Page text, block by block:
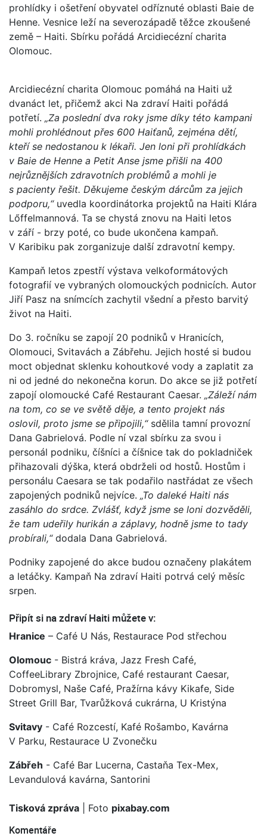
prohlídky i ošetření obyvatel odříznuté oblasti Baie de
Henne. Vesnice leží na severozápadě těžce zkoušené
země – Haiti. Sbírku pořádá Arcidiecézní charita
Olomouc.
Arcidiecézní charita Olomouc pomáhá na Haiti už
dvanáct let, přičemž akci Na zdraví Haiti pořádá
potřetí. „Za poslední dva roky jsme díky této kampani
mohli prohlédnout přes 600 Haiťanů, zejména dětí,
kteří se nedostanou k lékaři. Jen loni při prohlídkách
v Baie de Henne a Petit Anse jsme přišli na 400
nejrůznějších zdravotních problémů a mohli je
s pacienty řešit. Děkujeme českým dárcům za jejich
podporu,“uvedla koordinátorka projektů na Haiti Klára
Lőffelmannová. Ta se chystá znovu na Haiti letos
v září - brzy poté, co bude ukončena kampaň.
V Karibiku pak zorganizuje další zdravotní kempy.
Kampaň letos zpestří výstava velkoformátových
fotografií ve vybraných olomouckých podnicích. Autor
Jiří Pasz na snímcích zachytil všední a přesto barvitý
život na Haiti.
Do 3. ročníku se zapojí 20 podniků v Hranicích,
Olomouci, Svitavách a Zábřehu. Jejich hosté si budou
moct objednat sklenku kohoutkové vody a zaplatit za
ni od jedné do nekonečna korun. Do akce se již potřetí
zapojí olomoucké Café Restaurant Caesar. „Záleží nám
na tom, co se ve světě děje, a tento projekt nás
oslovil, proto jsme se připojili,“sdělila tamní provozní
Dana Gabrielová. Podle ní vzal sbírku za svou i
personál podniku, číšníci a číšnice tak do pokladniček
přihazovali dýška, která obdrželi od hostů. Hostům i
personálu Caesara se tak podařilo nastřádat ze všech
zapojených podniků nejvíce. „To daleké Haiti nás
zasáhlo do srdce. Zvlášť, když jsme se loni dozvěděli,
že tam udeřily hurikán a záplavy, hodně jsme to tady
probírali,“dodala Dana Gabrielová.
Podniky zapojené do akce budou označeny plakátem
a letáčky. Kampaň Na zdraví Haiti potrvá celý měsíc
srpen.
Připít si na zdraví Haiti můžete v:
Hranice – Café U Nás, Restaurace Pod střechou
Olomouc - Bistrá kráva, Jazz Fresh Café,
CoffeeLibrary Zbrojnice, Café restaurant Caesar,
Dobromysl, Naše Café, Pražírna kávy Kikafe, Side
Street Grill Bar, Tvarůžková cukrárna, U Kristýna
Svitavy - Café Rozcestí, Kafé Rošambo, Kavárna
V Parku, Restaurace U Zvonečku
Zábřeh - Café Bar Lucerna, Castaňa Tex-Mex,
Levandulová kavárna, Santorini
Tisková zpráva | Foto pixabay.com
Komentáře